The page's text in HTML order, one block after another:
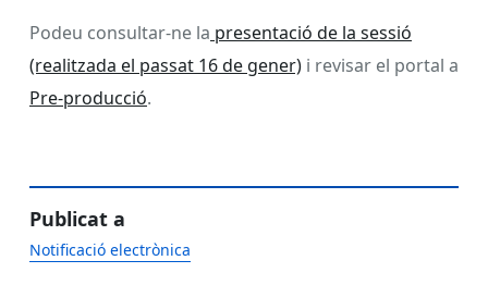
Podeu consultar-ne la presentació de la sessió
(realitzada el passat 16 de gener) i revisar el portal a
Pre-producció.
Publicat a
Notificació electrònica